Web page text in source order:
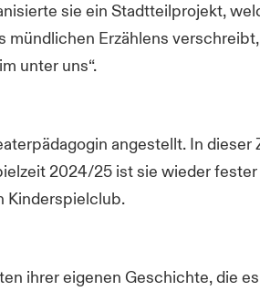
sie ein Stadtteilprojekt,
Erzählens verschreibt,
unter uns“.
angestellt. In dieser
2024/25 ist sie wieder fester
Kinderspielclub.
ihrer eigenen Geschichte, die